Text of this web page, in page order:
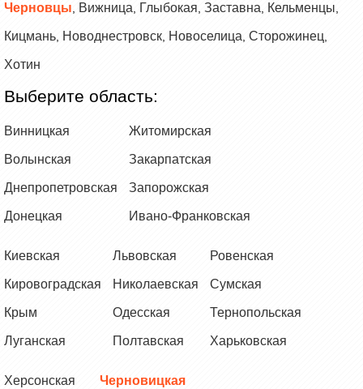
Черновцы Вижница Глыбокая Заставна Кельменцы
Кицмань Новоднестровск Новоселица Сторожинец
Хотин
Выберите область:
Винницкая
Волынская
Днепропетровская
Донецкая
Житомирская
Закарпатская
Запорожская
Ивано-Франковская
Киевская
Кировоградская
Крым
Луганская
Львовская
Николаевская
Одесская
Полтавская
Ровенская
Сумская
Тернопольская
Харьковская
Херсонская Черновицкая